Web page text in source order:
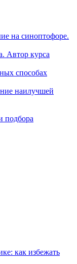
на cиноптофоре.
Автор курса
способах
наилучшей
подбора
как избежать